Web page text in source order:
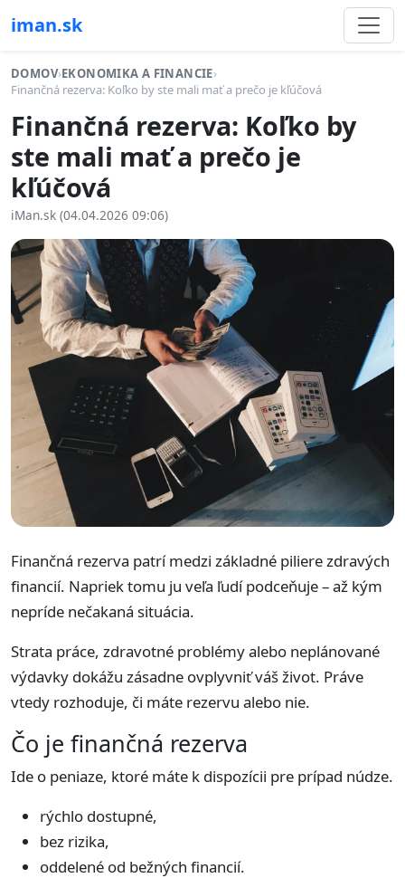
iman.sk
DOMOV›EKONOMIKA A FINANCIE›
Finančná rezerva: Koľko by ste mali mať a prečo je kľúčová
Finančná rezerva: Koľko by
ste mali mať a prečo je
kľúčová
iMan.sk (04.04.2026 09:06)
Finančná rezerva patrí medzi základné piliere zdravých
financií. Napriek tomu ju veľa ľudí podceňuje – až kým
nepríde nečakaná situácia.
Strata práce, zdravotné problémy alebo neplánované
výdavky dokážu zásadne ovplyvniť váš život. Práve
vtedy rozhoduje, či máte rezervu alebo nie.
Čo je finančná rezerva
Ide o peniaze, ktoré máte k dispozícii pre prípad núdze.
rýchlo dostupné,
bez rizika,
oddelené od bežných financií.